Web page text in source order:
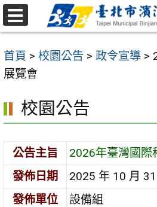
跳
至
要
內
區
首頁 > 校園公告 > 政令宣導 >
展覽會
校園公告
公告主旨
2026年臺灣國際
發佈日期
2025 年 10 月 31
發佈單位
設備組
選
單